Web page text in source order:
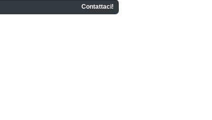
Contattaci!